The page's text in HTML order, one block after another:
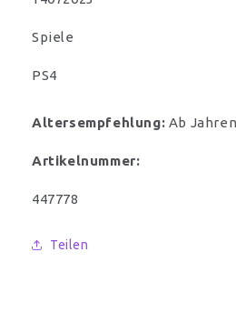
Spiele
PS4
Altersempfehlung: Ab Jahren
Artikelnummer:
SKU:
447778
Teilen